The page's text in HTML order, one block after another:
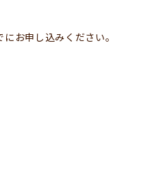
お申し込みください。